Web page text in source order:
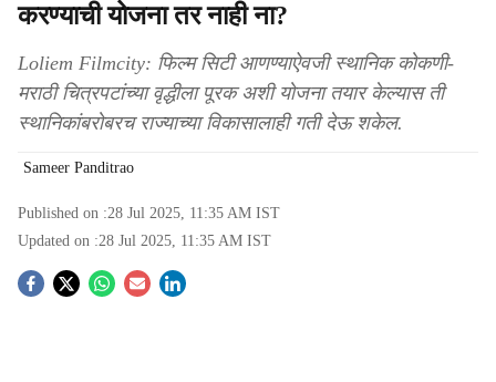
करण्याची योजना तर नाही ना?
Loliem Filmcity: फिल्म सिटी आणण्याऐवजी स्थानिक कोकणी-
मराठी चित्रपटांच्या वृद्धीला पूरक अशी योजना तयार केल्यास ती
स्थानिकांबरोबरच राज्याच्या विकासालाही गती देऊ शकेल.
Sameer Panditrao
Published on :28 Jul 2025, 11:35 AM IST
Updated on :28 Jul 2025, 11:35 AM IST
S